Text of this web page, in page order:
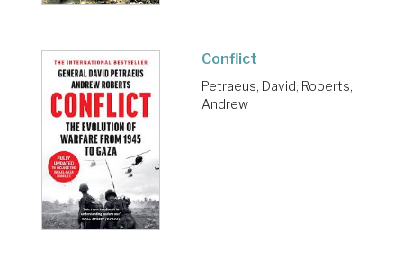
Conflict
Petraeus, David; Roberts,
Andrew